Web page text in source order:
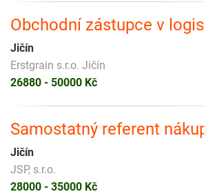
Obchodní zástupce v
Jičín
Erstgrain s.r.o. Jičín
26880 - 50000 Kč
Samostatný referent
Jičín
JSP, s.r.o.
28000 - 35000 Kč